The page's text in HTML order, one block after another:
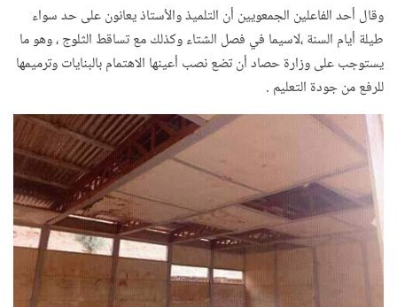
وقال أحد الفاعلين الجمعويين أن التلميذ والأستاذ يعانون على حد سواء
طيلة أيام السنة ،لاسيما في فصل الشتاء وكذلك مع تساقط الثلوج ، وهو ما
يستوجب على وزارة حصاد أن تضع نصب أعينها الاهتمام بالبنايات وترميمها
للرفع من جودة التعليم .